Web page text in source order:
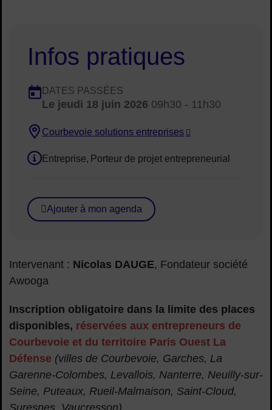
Infos pratiques
Dates :
Dates en cours
DATES PASSÉES
Le jeudi 18 juin 2026 09h30 - 11h30
Lieu :
Courbevoie solutions entreprises
Public concerné :
Entreprise Porteur de projet entrepreneurial
Ajouter à mon agenda
Intervenant : Nicolas DAUGE, Fondateur société
Awooga
Inscription obligatoire dans la limite des places
disponibles, réservées aux entrepreneurs de
Courbevoie et du territoire Paris Ouest La
Défense (villes de Courbevoie, Garches, La
Garenne-Colombes, Levallois, Nanterre, Neuilly-sur-
Seine, Puteaux, Rueil-Malmaison, Saint-Cloud,